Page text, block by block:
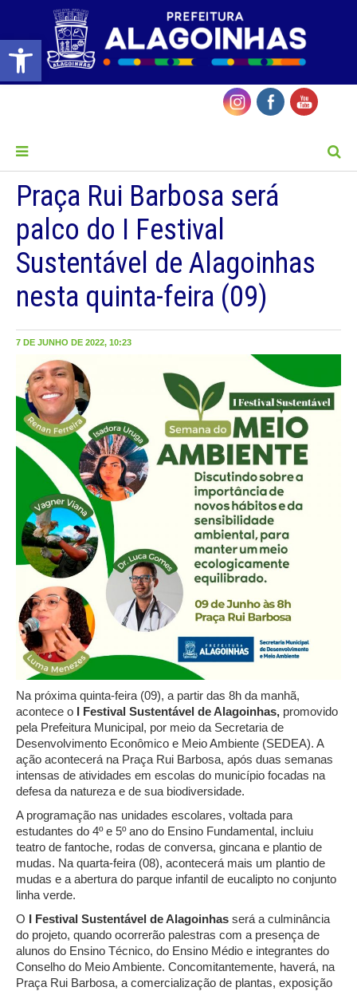
Barra de Ferramentas Aberta
Praça Rui Barbosa será
palco do I Festival
Sustentável de Alagoinhas
nesta quinta-feira (09)
7 DE JUNHO DE 2022, 10:23
Na próxima quinta-feira (09), a partir das 8h da manhã,
acontece o I Festival Sustentável de Alagoinhas, promovido
pela Prefeitura Municipal, por meio da Secretaria de
Desenvolvimento Econômico e Meio Ambiente (SEDEA). A
ação acontecerá na Praça Rui Barbosa, após duas semanas
intensas de atividades em escolas do município focadas na
defesa da natureza e de sua biodiversidade.
A programação nas unidades escolares, voltada para
estudantes do 4º e 5º ano do Ensino Fundamental, incluiu
teatro de fantoche, rodas de conversa, gincana e plantio de
mudas. Na quarta-feira (08), acontecerá mais um plantio de
mudas e a abertura do parque infantil de eucalipto no conjunto
linha verde.
O I Festival Sustentável de Alagoinhas será a culminância
do projeto, quando ocorrerão palestras com a presença de
alunos do Ensino Técnico, do Ensino Médio e integrantes do
Conselho do Meio Ambiente. Concomitantemente, haverá, na
Praça Rui Barbosa, a comercialização de plantas, exposição